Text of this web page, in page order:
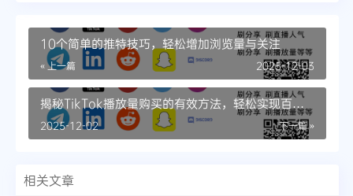
10个简单的推特技巧，轻松增加浏览量与关注
« 上一篇 2025-12-03
揭秘TikTok播放量购买的有效方法，轻松实现百万
浏览
下一篇 »
2025-12-02
相关文章